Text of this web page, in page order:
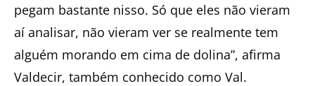
pegam bastante nisso. Só que eles não vieram
aí analisar, não vieram ver se realmente tem
alguém morando em cima de dolina”, afirma
Valdecir, também conhecido como Val.